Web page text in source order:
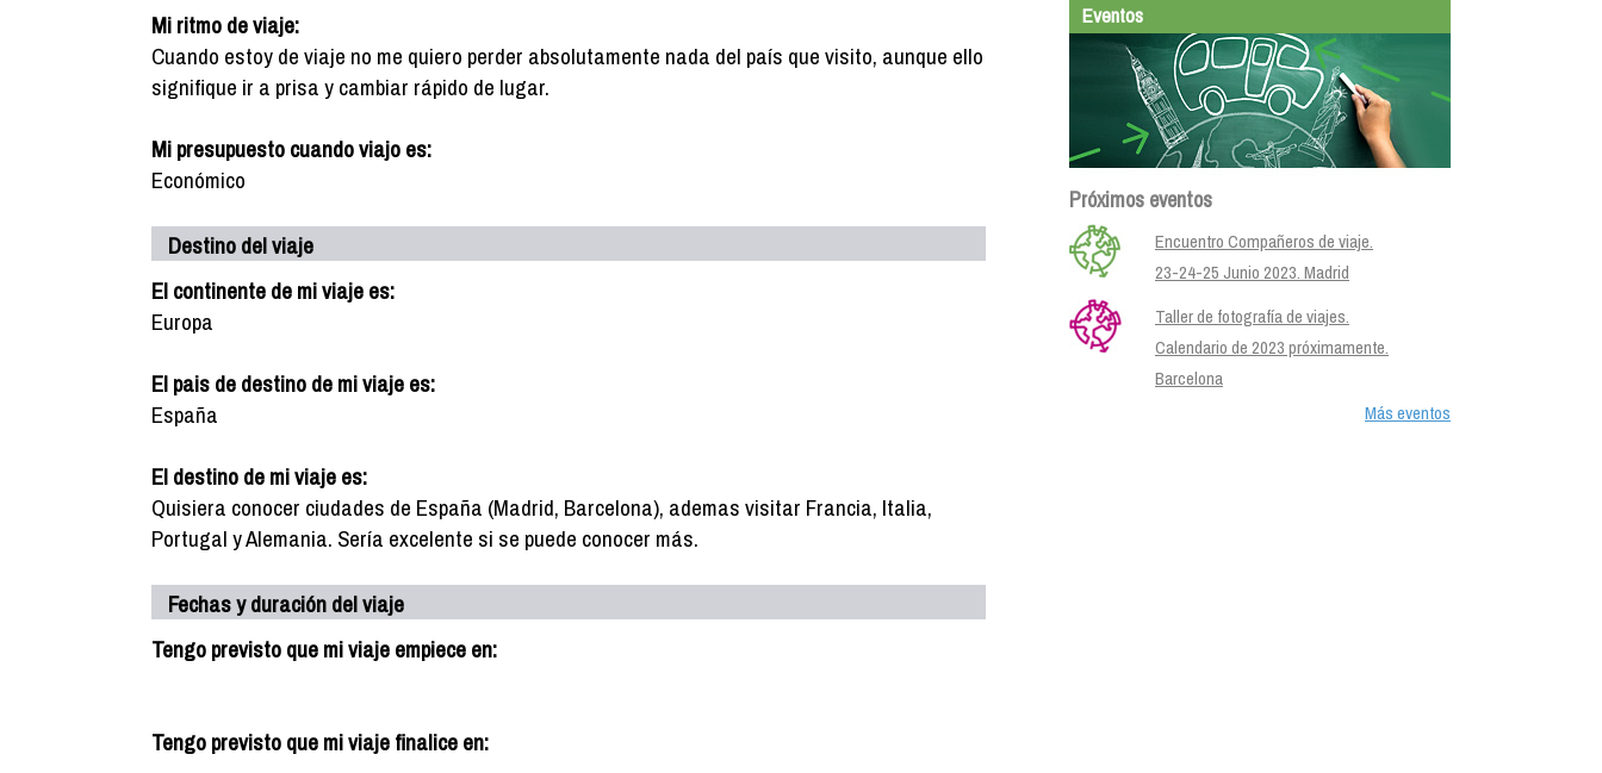
Mi ritmo de viaje:
Cuando estoy de viaje no me quiero perder absolutamente nada del país que visito, aunque ello
signifique ir a prisa y cambiar rápido de lugar.
Mi presupuesto cuando viajo es:
Económico
Destino del viaje
El continente de mi viaje es:
Europa
El pais de destino de mi viaje es:
España
El destino de mi viaje es:
Quisiera conocer ciudades de España (Madrid, Barcelona), ademas visitar Francia, Italia,
Portugal y Alemania. Sería excelente si se puede conocer más.
Fechas y duración del viaje
Tengo previsto que mi viaje empiece en:
Tengo previsto que mi viaje finalice en:
Eventos
Próximos eventos
Encuentro Compañeros de viaje.
23-24-25 Junio 2023. Madrid
Taller de fotografía de viajes.
Calendario de 2023 próximamente.
Barcelona
Más eventos